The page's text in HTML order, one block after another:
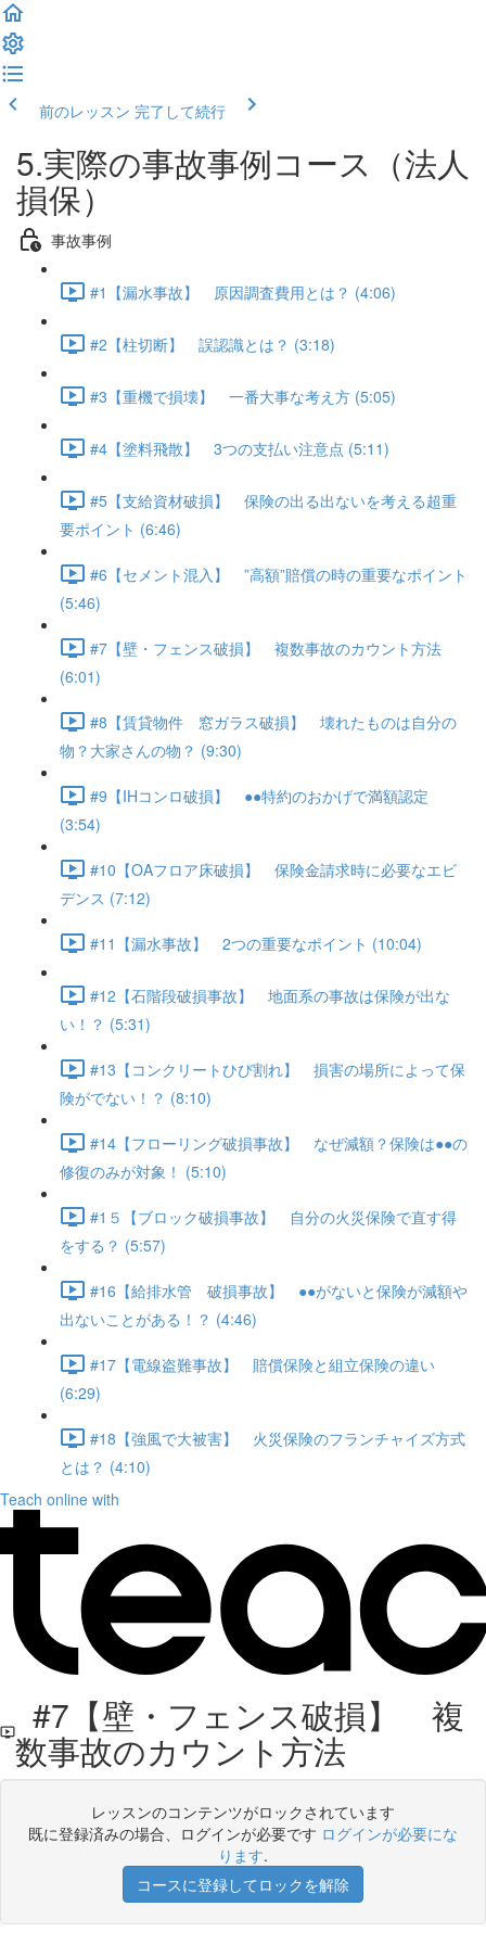
前のレッスン 完了して続行
5.実際の事故事例コース（法人
損保）
事故事例
#1【漏水事故】 原因調査費用とは？ (4:06)
#2【柱切断】 誤認識とは？ (3:18)
#3【重機で損壊】 一番大事な考え方 (5:05)
#4【塗料飛散】 3つの支払い注意点 (5:11)
#5【支給資材破損】 保険の出る出ないを考える超重
要ポイント (6:46)
#6【セメント混入】 ”高額”賠償の時の重要なポイント
(5:46)
#7【壁・フェンス破損】 複数事故のカウント方法
(6:01)
#8【賃貸物件 窓ガラス破損】 壊れたものは自分の
物？大家さんの物？ (9:30)
#9【IHコンロ破損】 ●●特約のおかげで満額認定
(3:54)
#10【OAフロア床破損】 保険金請求時に必要なエビ
デンス (7:12)
#11【漏水事故】 2つの重要なポイント (10:04)
#12【石階段破損事故】 地面系の事故は保険が出な
い！？ (5:31)
#13【コンクリートひび割れ】 損害の場所によって保
険がでない！？ (8:10)
#14【フローリング破損事故】 なぜ減額？保険は●●の
修復のみが対象！ (5:10)
#1５【ブロック破損事故】 自分の火災保険で直す得
をする？ (5:57)
#16【給排水管 破損事故】 ●●がないと保険が減額や
出ないことがある！？ (4:46)
#17【電線盗難事故】 賠償保険と組立保険の違い
(6:29)
#18【強風で大被害】 火災保険のフランチャイズ方式
とは？ (4:10)
Teach online with
#7【壁・フェンス破損】 複
数事故のカウント方法
レッスンのコンテンツがロックされています
既に登録済みの場合、ログインが必要です ログインが必要にな
ります.
コースに登録してロックを解除